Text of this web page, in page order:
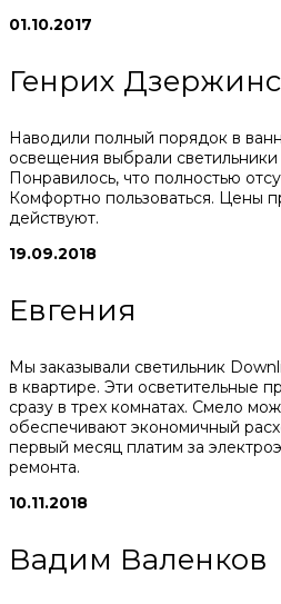
01.10.2017
Генрих
Наводили полный порядок в
освещения выбрали
Понравилось, что полностью
Комфортно пользоваться. Цены
действуют.
19.09.2018
Евгения
Мы заказывали светильник
в квартире. Эти осветительные
сразу в трех комнатах. Смело
обеспечивают экономичный
первый месяц платим за
ремонта.
10.11.2018
Вадим Валенков